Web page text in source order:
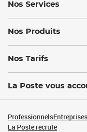
Nos Services
Nos Produits
Nos Tarifs
La Poste vous
Professionnels
La Poste recrute